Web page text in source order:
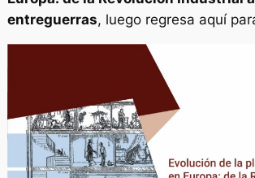
entreguerras, luego regresa aquí